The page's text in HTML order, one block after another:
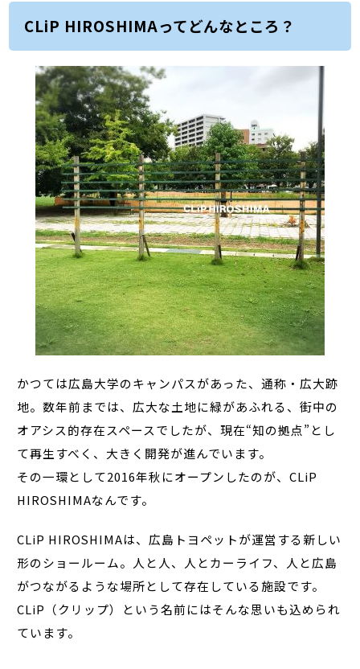
CLiP HIROSHIMAってどんなところ？
かつては広島大学のキャンパスがあった、通称・広大跡
地。数年前までは、広大な土地に緑があふれる、街中の
オアシス的存在スペースでしたが、現在“知の拠点”とし
て再生すべく、大きく開発が進んでいます。
その一環として2016年秋にオープンしたのが、CLiP
HIROSHIMAなんです。
CLiP HIROSHIMAは、広島トヨペットが運営する新しい
形のショールーム。人と人、人とカーライフ、人と広島
がつながるような場所として存在している施設です。
CLiP（クリップ）という名前にはそんな思いも込められ
ています。